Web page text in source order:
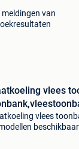
van
vlees
vlees